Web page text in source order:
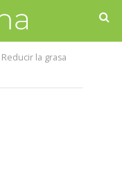
Reducir la grasa